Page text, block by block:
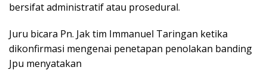
bersifat administratif atau prosedural.
Juru bicara Pn. Jak tim Immanuel Taringan ketika
dikonfirmasi mengenai penetapan penolakan banding
Jpu menyatakan